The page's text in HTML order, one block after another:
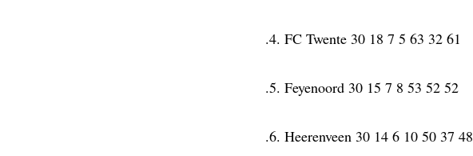
.4. FC Twente 30 18 7 5 63 32 61
.5. Feyenoord 30 15 7 8 53 52 52
.6. Heerenveen 30 14 6 10 50 37 48